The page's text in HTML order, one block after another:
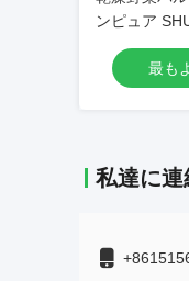
ンピュア
チリパウダー
最も
私達に